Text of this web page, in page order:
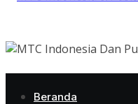
Beranda